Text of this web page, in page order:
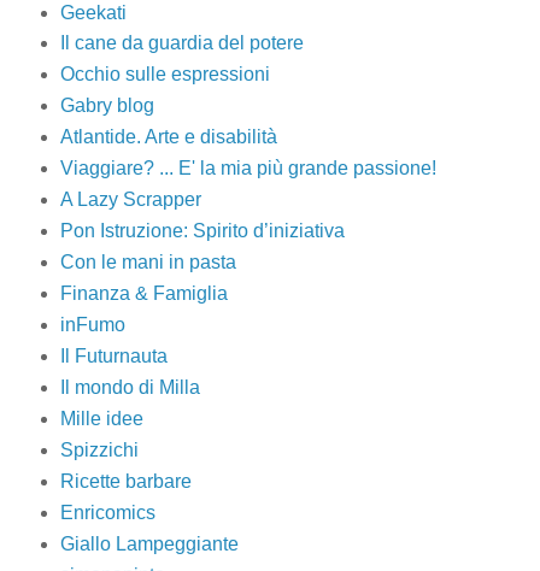
Geekati
Il cane da guardia del potere
Occhio sulle espressioni
Gabry blog
Atlantide. Arte e disabilità
Viaggiare? ... E' la mia più grande passione!
A Lazy Scrapper
Pon Istruzione: Spirito d’iniziativa
Con le mani in pasta
Finanza & Famiglia
inFumo
Il Futurnauta
Il mondo di Milla
Mille idee
Spizzichi
Ricette barbare
Enricomics
Giallo Lampeggiante